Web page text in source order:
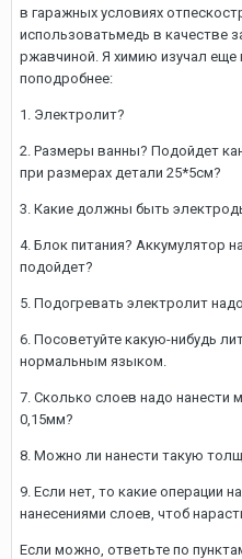
в гаражных условиях
использоватьмедь в качестве
ржавчиной. Я химию изучал
поподробнее:
1. Электролит?
2. Размеры ванны? Подойдет
при размерах детали 25*5см?
3. Какие должны быть
4. Блок питания? Аккумулятор
подойдет?
5. Подогревать электролит
6. Посоветуйте какую-нибудь
нормальным языком.
7. Сколько слоев надо нанести
0,15мм?
8. Можно ли нанести такую
9. Если нет, то какие операции
нанесениями слоев, чтоб
Если можно, ответьте по